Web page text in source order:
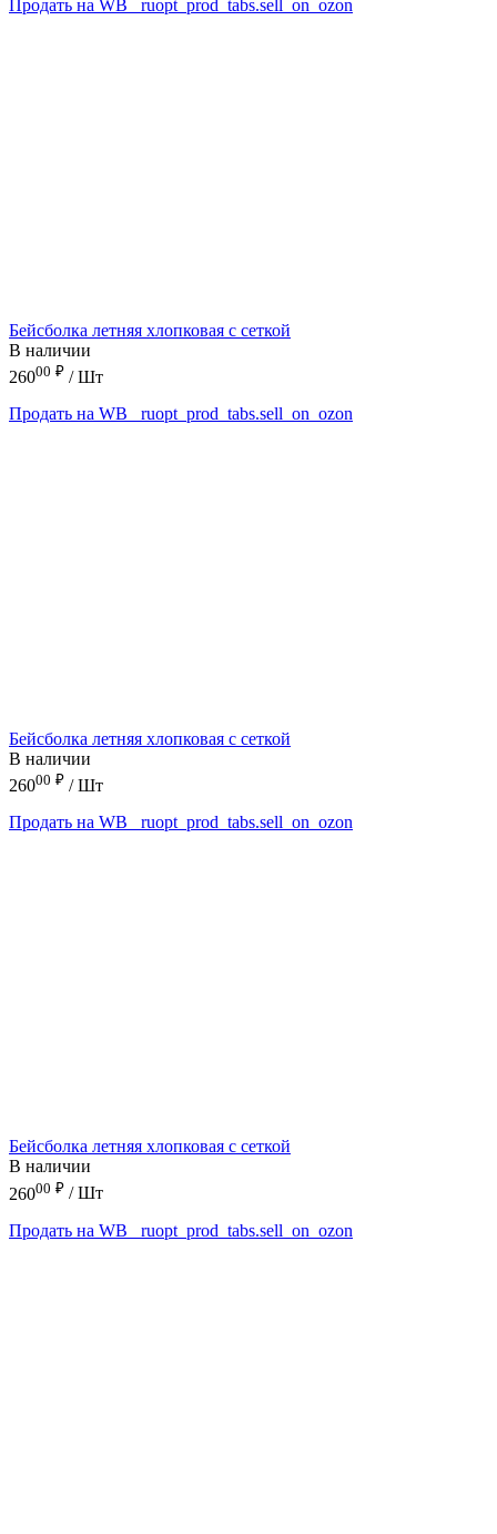
Продать на WB
_ruopt_prod_tabs.sell_on_ozon
Бейсболка летняя хлопковая с сеткой
В наличии
26000 ₽ / Шт
Продать на WB
_ruopt_prod_tabs.sell_on_ozon
Бейсболка летняя хлопковая с сеткой
В наличии
26000 ₽ / Шт
Продать на WB
_ruopt_prod_tabs.sell_on_ozon
Бейсболка летняя хлопковая с сеткой
В наличии
26000 ₽ / Шт
Продать на WB
_ruopt_prod_tabs.sell_on_ozon